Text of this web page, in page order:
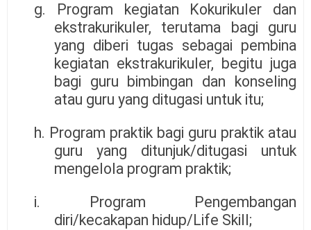
g. Program kegiatan Kokurikuler dan
ekstrakurikuler, terutama bagi guru
yang diberi tugas sebagai pembina
kegiatan ekstrakurikuler, begitu juga
bagi guru bimbingan dan konseling
atau guru yang ditugasi untuk itu;
h. Program praktik bagi guru praktik atau
guru yang ditunjuk/ditugasi untuk
mengelola program praktik;
i. Program Pengembangan
diri/kecakapan hidup/Life Skill;